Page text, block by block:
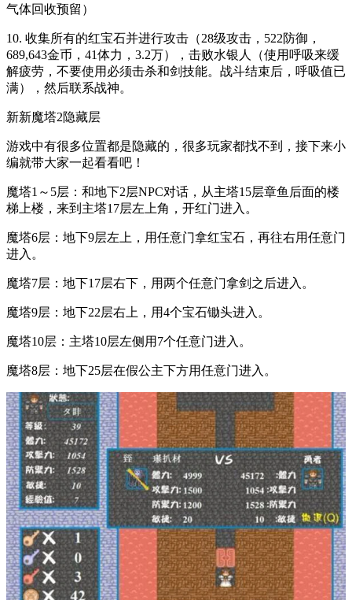
气体回收预留）
10. 收集所有的红宝石并进行攻击（28级攻击，522防御，
689,643金币，41体力，3.2万），击败水银人（使用呼吸来缓
解疲劳，不要使用必须击杀和剑技能。战斗结束后，呼吸值已
满），然后联系战神。
新新魔塔2隐藏层
游戏中有很多位置都是隐藏的，很多玩家都找不到，接下来小
编就带大家一起看看吧！
魔塔1～5层：和地下2层NPC对话，从主塔15层章鱼后面的楼
梯上楼，来到主塔17层左上角，开红门进入。
魔塔6层：地下9层左上，用任意门拿红宝石，再往右用任意门
进入。
魔塔7层：地下17层右下，用两个任意门拿剑之后进入。
魔塔9层：地下22层右上，用4个宝石锄头进入。
魔塔10层：主塔10层左侧用7个任意门进入。
魔塔8层：地下25层在假公主下方用任意门进入。